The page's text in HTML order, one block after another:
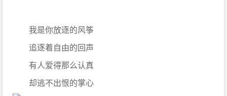
我是你放逐的风筝
追逐着自由的回声
有人爱得那么认真
却逃不出恨的掌心